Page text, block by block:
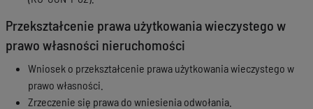
Przekształcenie prawa użytkowania wieczystego w
prawo własności nieruchomości
Wniosek o przekształcenie prawa użytkowania wieczystego w
prawo własności.
Zrzeczenie się prawa do wniesienia odwołania.